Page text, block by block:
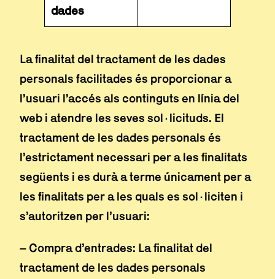
dades
La finalitat del tractament de les dades
personals facilitades és proporcionar a
l’usuari l’accés als continguts en línia del
web i atendre les seves sol·licituds. El
tractament de les dades personals és
l’estrictament necessari per a les finalitats
següents i es durà a terme únicament per a
les finalitats per a les quals es sol·liciten i
s’autoritzen per l’usuari:
– Compra d’entrades: La finalitat del
tractament de les dades personals